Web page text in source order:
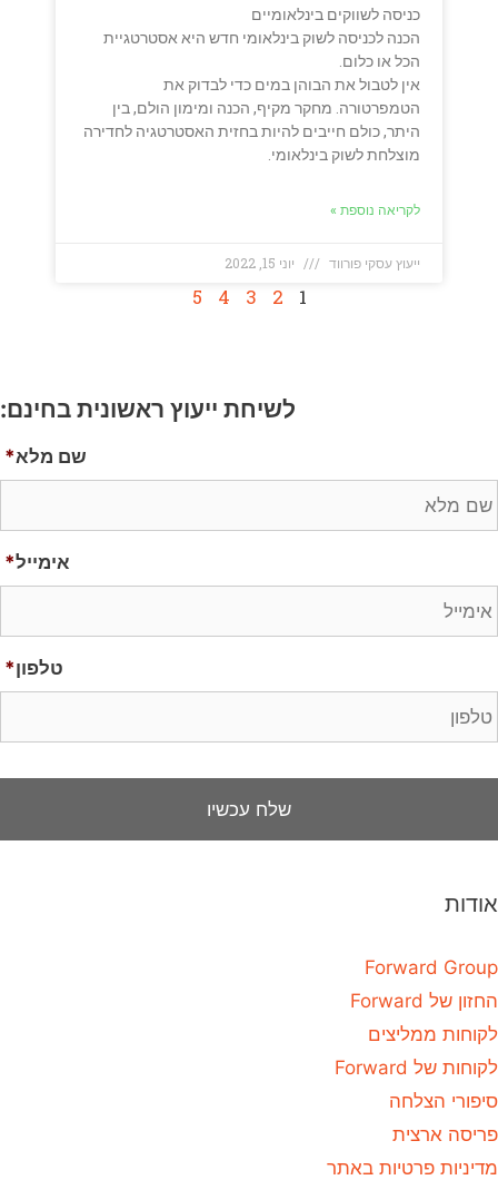
כניסה לשווקים בינלאומיים
הכנה לכניסה לשוק בינלאומי חדש היא אסטרטגיית
הכל או כלום.
אין לטבול את הבוהן במים כדי לבדוק את
הטמפרטורה. מחקר מקיף, הכנה ומימון הולם, בין
היתר, כולם חייבים להיות בחזית האסטרטגיה לחדירה
מוצלחת לשוק בינלאומי.
לקריאה נוספת »
ייעוץ עסקי פורווד יוני 15, 2022
1
2
3
4
5
לשיחת ייעוץ ראשונית בחינם:
שם מלא*
אימייל*
טלפון*
אודות
Forward Group
החזון של Forward
לקוחות ממליצים
לקוחות של Forward
סיפורי הצלחה
פריסה ארצית
מדיניות פרטיות באתר